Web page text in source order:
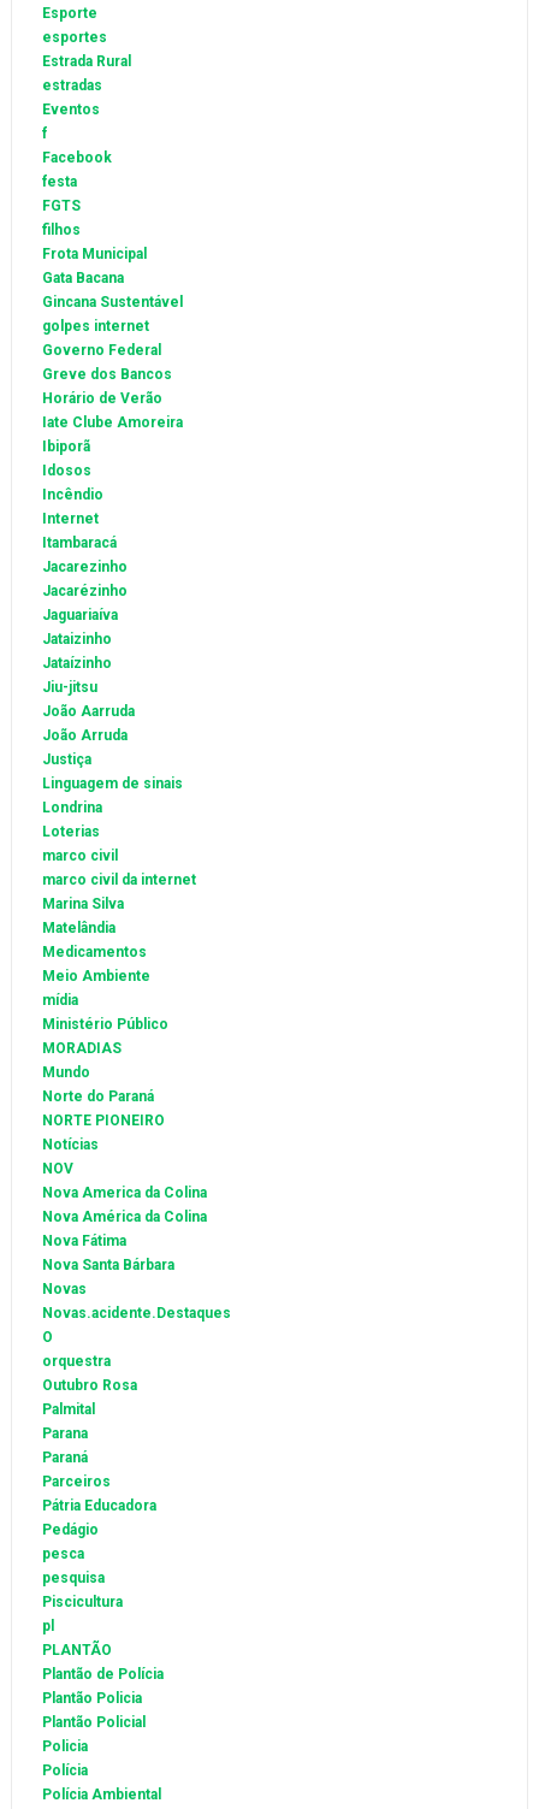
Esporte
esportes
Estrada Rural
estradas
Eventos
f
Facebook
festa
FGTS
filhos
Frota Municipal
Gata Bacana
Gincana Sustentável
golpes internet
Governo Federal
Greve dos Bancos
Horário de Verão
Iate Clube Amoreira
Ibiporã
Idosos
Incêndio
Internet
Itambaracá
Jacarezinho
Jacarézinho
Jaguariaíva
Jataizinho
Jataízinho
Jiu-jitsu
João Aarruda
João Arruda
Justiça
Linguagem de sinais
Londrina
Loterias
marco civil
marco civil da internet
Marina Silva
Matelândia
Medicamentos
Meio Ambiente
mídia
Ministério Público
MORADIAS
Mundo
Norte do Paraná
NORTE PIONEIRO
Notícias
NOV
Nova America da Colina
Nova América da Colina
Nova Fátima
Nova Santa Bárbara
Novas
Novas.acidente.Destaques
O
orquestra
Outubro Rosa
Palmital
Parana
Paraná
Parceiros
Pátria Educadora
Pedágio
pesca
pesquisa
Piscicultura
pl
PLANTÃO
Plantão de Polícia
Plantão Policia
Plantão Policial
Policia
Polícia
Polícia Ambiental